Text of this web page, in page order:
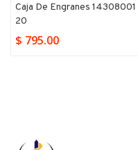
Caja De Engranes
20
$ 795.00